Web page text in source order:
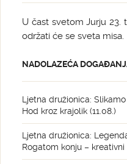
U čast svetom Jurju 23.
održati će se sveta misa.
NADOLAZEĆA
Ljetna družionica:
Hod kroz krajolik (11.08.)
Ljetna družionica:
Rogatom konju – kreativni